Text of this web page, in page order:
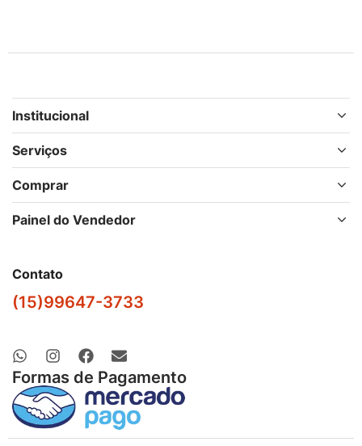
Institucional
Serviços
Comprar
Painel do Vendedor
Contato
(15)99647-3733
Formas de Pagamento